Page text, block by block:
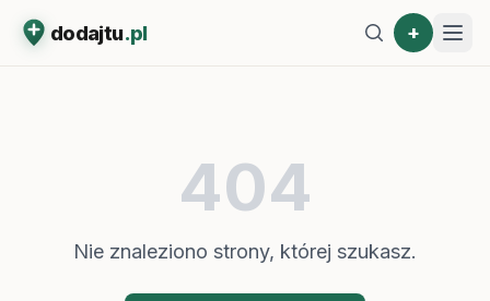
dodajtu.pl +
404
Nie znaleziono strony, której szukasz.